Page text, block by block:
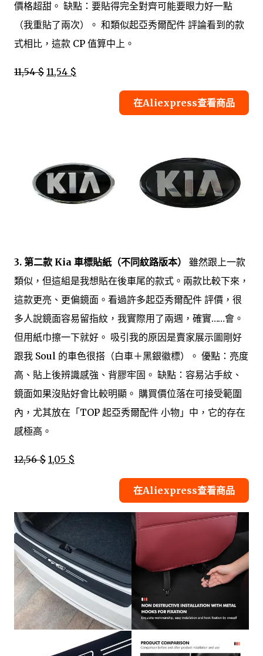
價格超甜。 缺點：要貼得完全對齊可能要眼力好一點
（我重貼了兩次）。 和類似起亞秀爾配件 評論看到的款
式相比，這款 CP 值算中上。
11,54 $ 11,54 $
在Aliexpress查看商品
3. 第二款 Kia 車標貼紙（不同紋路版本）
雖然跟上一款
類似，但這組是我想貼在後車尾的款式。兩款比較下來，
這款更亮、更偏鏡面。看過許多起亞秀爾配件 評價，很
多人說鏡面容易留指紋，我實際用了兩週，確實……會。
但用紙巾擦一下就好。 吸引我的原因是賣家展示圖剛好
跟我 Soul 的車色很搭（白車＋黑銀徽標）。 優點：亮度
高、貼上後辨識感強、背膠牢固。 缺點：容易沾手紋、
鏡面如果沒貼好會比較明顯。 購買價位落在可接受範圍
內，尤其放在「TOP 起亞秀爾配件 小物」中，它的存在
感極高。
12,56 $ 1,05 $
在Aliexpress查看商品